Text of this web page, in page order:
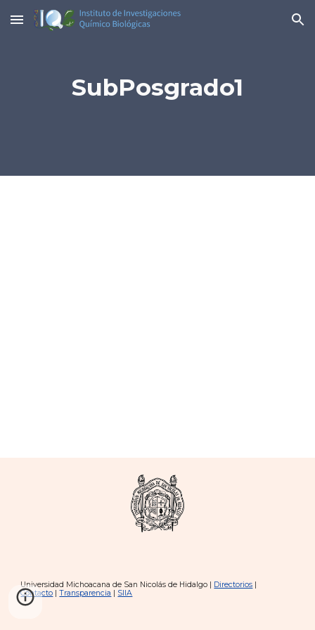
Skip to main content Skip to navigation
SubPosgrado1
Universidad Michoacana de San Nicolás de Hidalgo | Directorios
Contacto
Transparencia SIIA